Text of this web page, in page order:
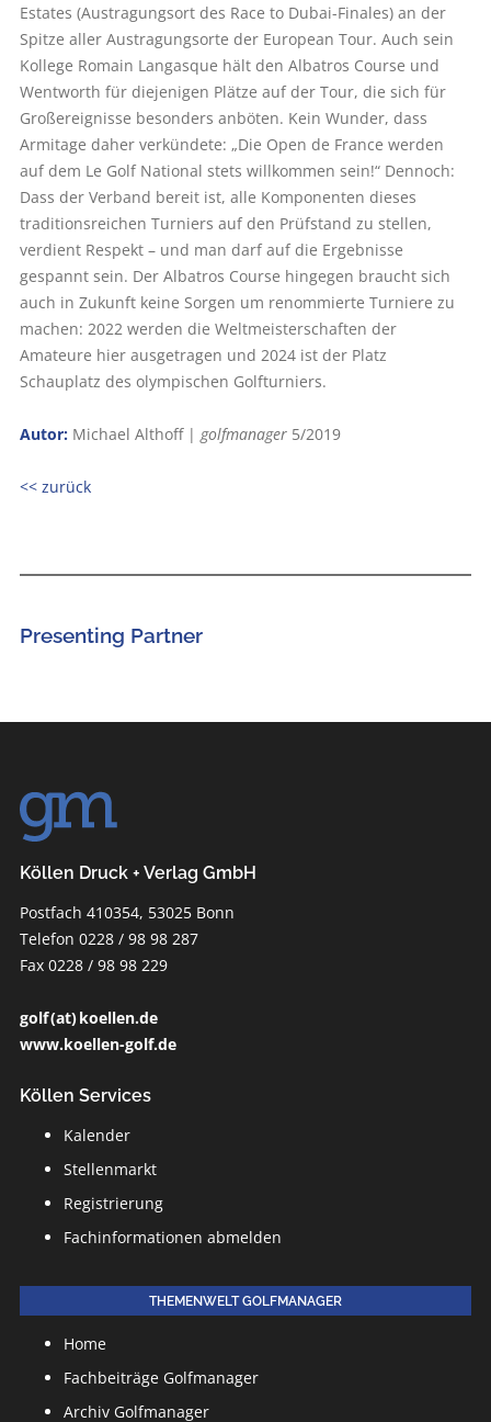
Estates (Austragungsort des Race to Dubai-Finales) an der
Spitze aller Austragungsorte der European Tour. Auch sein
Kollege Romain Langasque hält den Albatros Course und
Wentworth für diejenigen Plätze auf der Tour, die sich für
Großereignisse besonders anböten. Kein Wunder, dass
Armitage daher verkündete: „Die Open de France werden
auf dem Le Golf National stets willkommen sein!“ Dennoch:
Dass der Verband bereit ist, alle Komponenten dieses
traditionsreichen Turniers auf den Prüfstand zu stellen,
verdient Respekt – und man darf auf die Ergebnisse
gespannt sein. Der Albatros Course hingegen braucht sich
auch in Zukunft keine Sorgen um renommierte Turniere zu
machen: 2022 werden die Weltmeisterschaften der
Amateure hier ausgetragen und 2024 ist der Platz
Schauplatz des olympischen Golfturniers.
Autor:Michael Althoff | golfmanager5/2019
<< zurück
Presenting Partner
Köllen Druck + Verlag GmbH
Postfach 410354, 53025 Bonn
Telefon 0228 / 98 98 287
Fax 0228 / 98 98 229
golf (at) koellen.de
www.koellen-golf.de
Köllen Services
Kalender
Stellenmarkt
Registrierung
Fachinformationen abmelden
THEMENWELT GOLFMANAGER
Home
Fachbeiträge Golfmanager
Archiv Golfmanager